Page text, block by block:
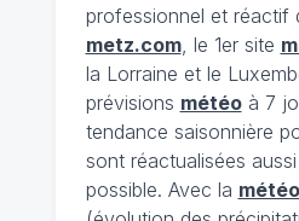
professionnel et réactif
metz.com, le 1er site
la Lorraine et le
prévisions météoà 7
tendance saisonnière
sont réactualisées
possible. Avec la météo